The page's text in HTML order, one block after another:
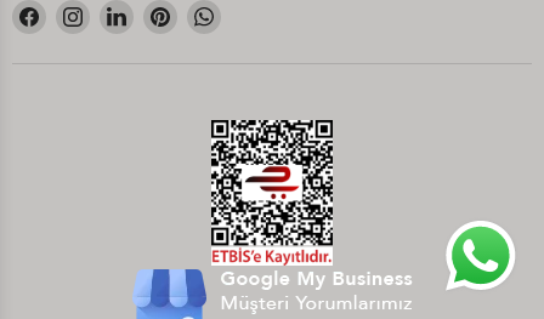
Bizi
Facebook&#39;de
bul
Bizi
Instagram&#39;de
bul
Bizi
LinkedIn&#39;de
bul
Bizi
Pinterest&#39;de
bul
Bizi
bul